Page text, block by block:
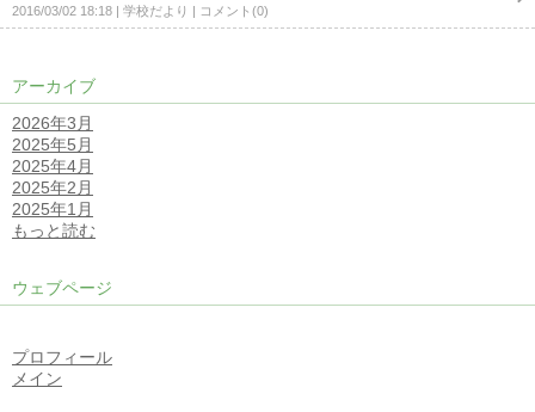
2016/03/02 18:18 学校だより コメント(0)
アーカイブ
2026年3月
2025年5月
2025年4月
2025年2月
2025年1月
もっと読む
ウェブページ
プロフィール
メイン